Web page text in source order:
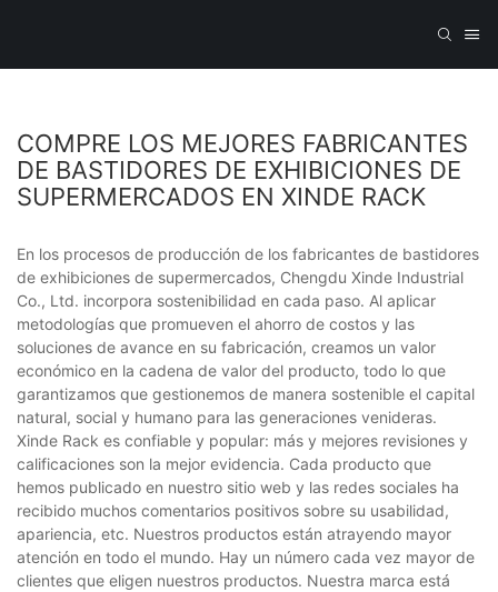
COMPRE LOS MEJORES FABRICANTES
DE BASTIDORES DE EXHIBICIONES DE
SUPERMERCADOS EN XINDE RACK
En los procesos de producción de los fabricantes de bastidores
de exhibiciones de supermercados, Chengdu Xinde Industrial
Co., Ltd. incorpora sostenibilidad en cada paso. Al aplicar
metodologías que promueven el ahorro de costos y las
soluciones de avance en su fabricación, creamos un valor
económico en la cadena de valor del producto, todo lo que
garantizamos que gestionemos de manera sostenible el capital
natural, social y humano para las generaciones venideras.
Xinde Rack es confiable y popular: más y mejores revisiones y
calificaciones son la mejor evidencia. Cada producto que
hemos publicado en nuestro sitio web y las redes sociales ha
recibido muchos comentarios positivos sobre su usabilidad,
apariencia, etc. Nuestros productos están atrayendo mayor
atención en todo el mundo. Hay un número cada vez mayor de
clientes que eligen nuestros productos. Nuestra marca está